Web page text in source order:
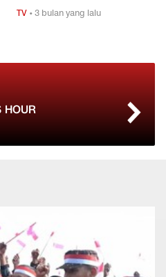
TV •3 bulan yang lalu
HOUR